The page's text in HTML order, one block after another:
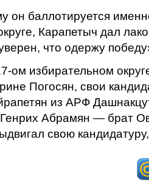
он баллотируется
Карапетыч дал
что одержу
ом избирательном
Погосян, свои
из АРФ
Генрих Абрамян — брат
свою